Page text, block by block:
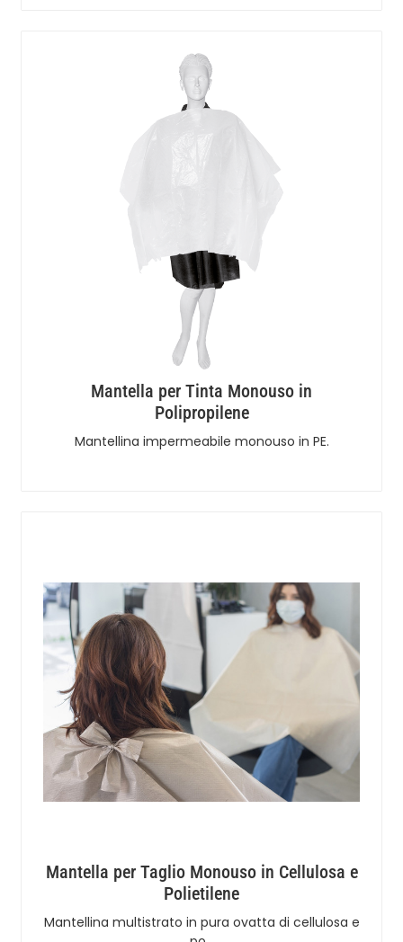
Mantella per Tinta Monouso in
Polipropilene
Mantellina impermeabile monouso in PE.
Mantella per Taglio Monouso in Cellulosa e
Polietilene
Mantellina multistrato in pura ovatta di cellulosa e